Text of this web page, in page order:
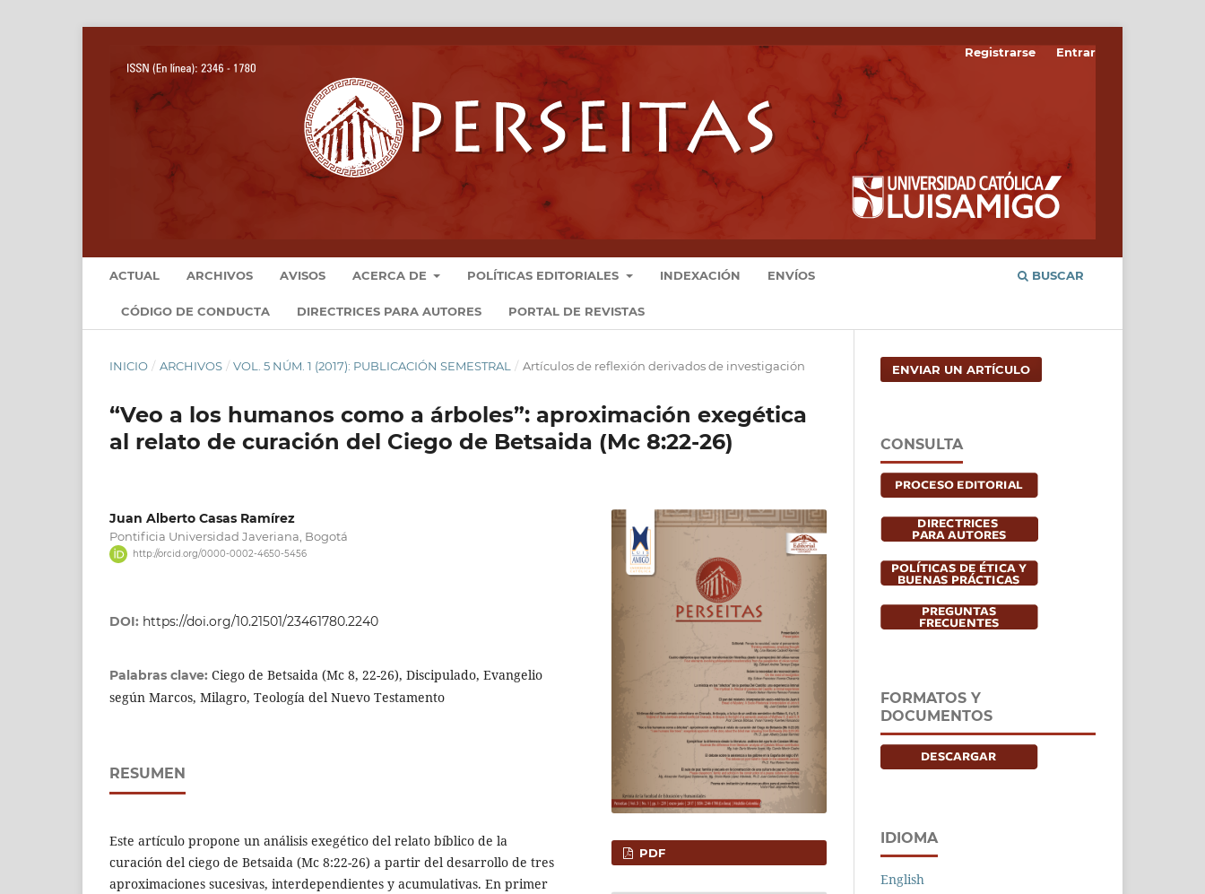
ACTUAL ARCHIVOS AVISOS ACERCA DE POLÍTICAS EDITORIALES INDEXACIÓN ENVÍOS
CÓDIGO DE CONDUCTA DIRECTRICES PARA AUTORES PORTAL DE REVISTAS
BUSCAR
Registrarse Entrar
INICIO / ARCHIVOS / VOL. 5 NÚM. 1 (2017): PUBLICACIÓN SEMESTRAL / Artículos de reflexión derivados de investigación
“Veo a los humanos como a árboles”: aproximación exegética
al relato de curación del Ciego de Betsaida (Mc 8:22-26)
Juan Alberto Casas Ramírez
Pontificia Universidad Javeriana, Bogotá
http://orcid.org/0000-0002-4650-5456
DOI: https://doi.org/10.21501/23461780.2240
Palabras clave: Ciego de Betsaida (Mc 8, 22-26), Discipulado, Evangelio
según Marcos, Milagro, Teología del Nuevo Testamento
RESUMEN
Este artículo propone un análisis exegético del relato bíblico de la
curación del ciego de Betsaida (Mc 8:22-26) a partir del desarrollo de tres
aproximaciones sucesivas, interdependientes y acumulativas. En primer
PDF
ENVIAR UN ARTÍCULO
CONSULTA
FORMATOS Y
DOCUMENTOS
IDIOMA
English